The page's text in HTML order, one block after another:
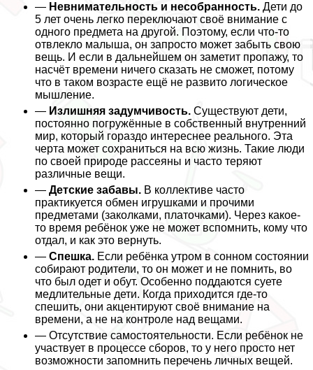
— Невнимательность и несобранность. Дети до
5 лет очень легко переключают своё внимание с
одного предмета на другой. Поэтому, если что-то
отвлекло малыша, он запросто может забыть свою
вещь. И если в дальнейшем он заметит пропажу, то
насчёт времени ничего сказать не сможет, потому
что в таком возрасте ещё не развито логическое
мышление.
— Излишняя задумчивость. Существуют дети,
постоянно погружённые в собственный внутренний
мир, который гораздо интереснее реального. Эта
черта может сохраниться на всю жизнь. Такие люди
по своей природе рассеяны и часто теряют
различные вещи.
— Детские забавы. В коллективе часто
пpaктикуется обмен игрушками и прочими
предметами (заколками, платочками). Через какое-
то время ребёнок уже не может вспомнить, кому что
отдал, и как это вернуть.
— Спешка. Если ребёнка утром в сонном состоянии
собирают родители, то он может и не помнить, во
что был одет и обут. Особенно поддаются суете
медлительные дети. Когда приходится где-то
спешить, они акцентируют своё внимание на
времени, а не на контроле над вещами.
— Отсутствие самостоятельности. Если ребёнок не
участвует в процессе сборов, то у него просто нет
возможности запомнить перечень личных вещей.